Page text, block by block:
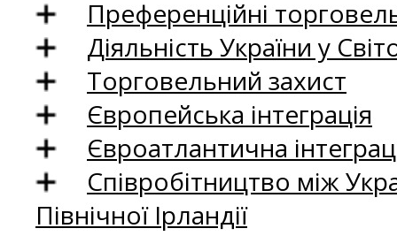
Преференційні
Діяльність України у
Торговельний захист
Європейська інтеграція
Євроатлантична
Співробітництво між
Північної Ірландії